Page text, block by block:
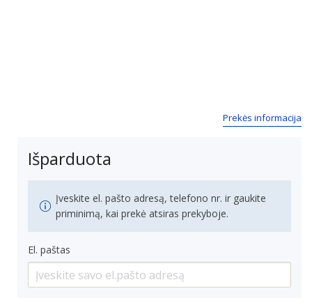
Prekės informacija
Išparduota
Įveskite el. pašto adresą, telefono nr. ir gaukite
priminimą, kai prekė atsiras prekyboje.
El. paštas